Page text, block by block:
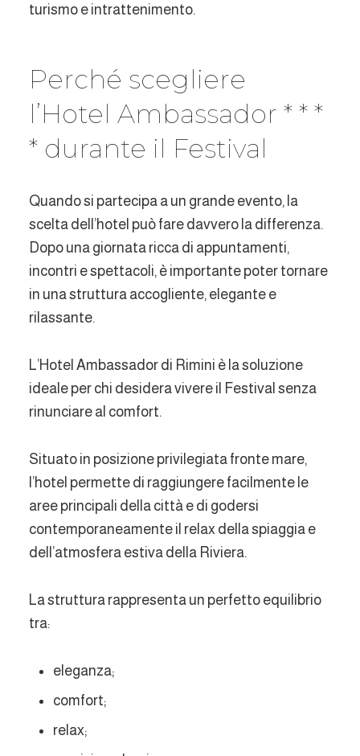
turismo e intrattenimento.
Perché scegliere
l’Hotel Ambassador * * *
* durante il Festival
Quando si partecipa a un grande evento, la
scelta dell’hotel può fare davvero la differenza.
Dopo una giornata ricca di appuntamenti,
incontri e spettacoli, è importante poter tornare
in una struttura accogliente, elegante e
rilassante.
L’Hotel Ambassador di Rimini è la soluzione
ideale per chi desidera vivere il Festival senza
rinunciare al comfort.
Situato in posizione privilegiata fronte mare,
l’hotel permette di raggiungere facilmente le
aree principali della città e di godersi
contemporaneamente il relax della spiaggia e
dell’atmosfera estiva della Riviera.
La struttura rappresenta un perfetto equilibrio
tra:
eleganza;
comfort;
relax;